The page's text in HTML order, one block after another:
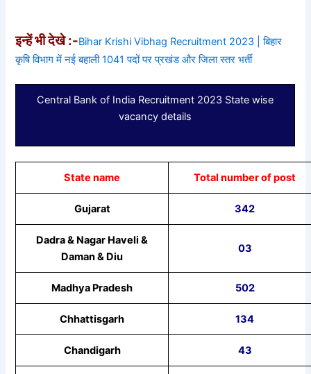
इन्हें भी देखे :-Bihar Krishi Vibhag Recruitment 2023 | बिहार
कृषि विभाग में नई बहाली 1041 पदों पर प्रखंड और जिला स्तर भर्ती
Central Bank of India Recruitment 2023 State wise
vacancy details
State name Total number of post
Gujarat 342
Dadra & Nagar Haveli &
Daman & Diu
03
Madhya Pradesh 502
Chhattisgarh 134
Chandigarh 43